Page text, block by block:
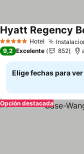
5 Estrellas Hotel
Hyatt Regency
9,2 Excelente 852
Elige fechas para
Opción destacada